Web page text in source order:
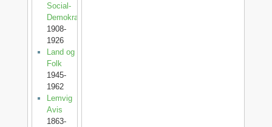
Social-
Demokrat
1908-
1926
Land og
Folk
1945-
1962
Lemvig
Avis
1863-